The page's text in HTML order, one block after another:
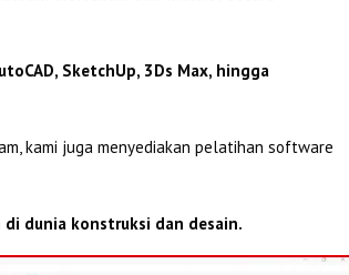
SketchUp, 3Ds Max, hingga
kami juga menyediakan pelatihan software
dunia konstruksi dan desain.